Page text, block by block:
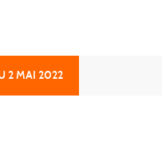
2 MAI 2022